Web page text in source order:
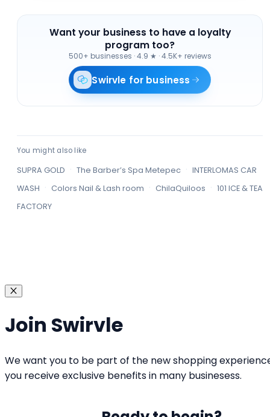
Want your business to have a loyalty
program too?
500+ businesses ·4.9 ★ · 4.5K+ reviews
Swirvle for business
You might also like
SUPRA GOLD The Barber’s Spa Metepec
INTERLOMAS CAR
WASH
Colors Nail & Lash room ChilaQuiloos
101 ICE & TEA
FACTORY
Join Swirvle
We want you to be part of the new shopping
you receive exclusive benefits in many businesess.